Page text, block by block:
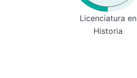
Licenciatura en
Historia